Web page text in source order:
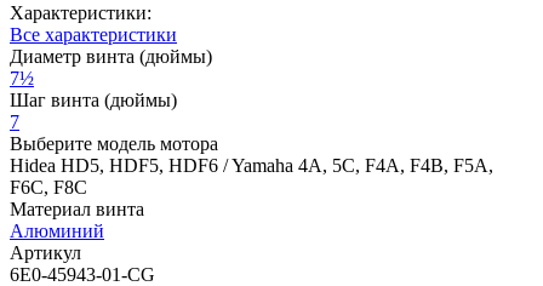
Характеристики:
Все характеристики
Диаметр винта (дюймы)
7½
Шаг винта (дюймы)
7
Выберите модель мотора
Hidea HD5, HDF5, HDF6 / Yamaha 4A, 5C, F4A, F4B, F5A,
F6C, F8C
Материал винта
Алюминий
Артикул
6E0-45943-01-CG